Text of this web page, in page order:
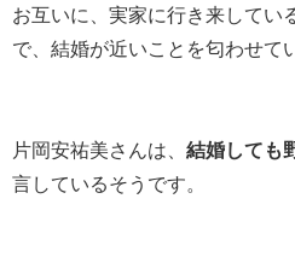
お互いに、実家に行き来してい
で、結婚が近いことを匂わせて
片岡安祐美さんは、 結婚しても
言しているそうです。